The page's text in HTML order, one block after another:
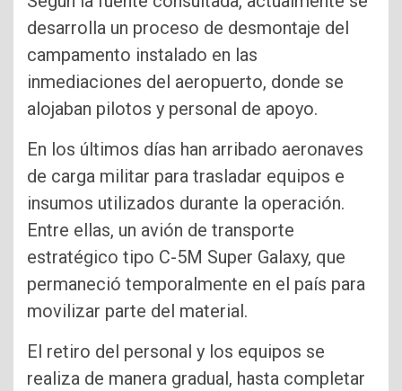
desarrolla un proceso de desmontaje del
campamento instalado en las
inmediaciones del aeropuerto, donde se
alojaban pilotos y personal de apoyo.
En los últimos días han arribado aeronaves
de carga militar para trasladar equipos e
insumos utilizados durante la operación.
Entre ellas, un avión de transporte
estratégico tipo C-5M Super Galaxy, que
permaneció temporalmente en el país para
movilizar parte del material.
El retiro del personal y los equipos se
realiza de manera gradual, hasta completar